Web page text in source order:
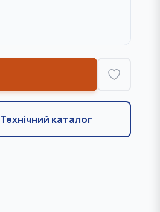
Технічний каталог